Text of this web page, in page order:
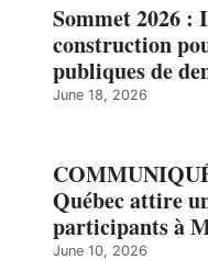
Sommet 2026 :
construction
publiques de
June 18, 2026
Québec attire
participants à
June 10, 2026